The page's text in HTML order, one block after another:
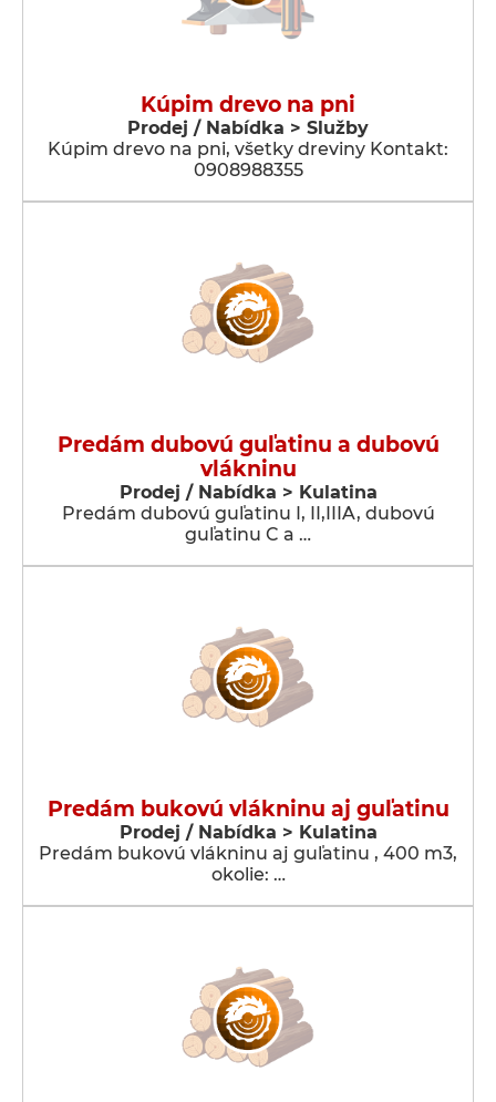
Kúpim drevo na pni
Prodej / Nabídka > Služby
Kúpim drevo na pni, všetky dreviny Kontakt:
0908988355
Predám dubovú guľatinu a dubovú
vlákninu
Prodej / Nabídka > Kulatina
Predám dubovú guľatinu I, II,IIIA, dubovú
guľatinu C a …
Predám bukovú vlákninu aj guľatinu
Prodej / Nabídka > Kulatina
Predám bukovú vlákninu aj guľatinu , 400 m3,
okolie: …